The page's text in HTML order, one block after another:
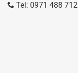
Tel: 0971 488 712